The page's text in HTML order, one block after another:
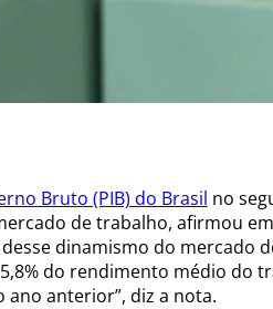
Bruto (PIB) do Brasil no
de trabalho, afirmou
dinamismo do mercado
do rendimento médio do
anterior”, diz a nota.